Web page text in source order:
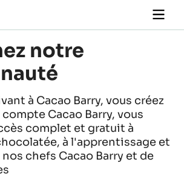
main
notre
à Cacao Barry, vous créez
Cacao Barry, vous
complet et gratuit à
à l'apprentissage et
chefs Cacao Barry et de